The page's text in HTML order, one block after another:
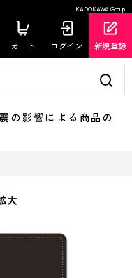
KADOKAWA Group
カート ログイン 新規登録
影響による商品の
大